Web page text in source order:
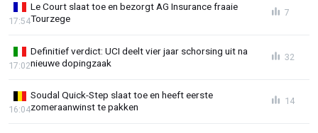
Le Court slaat toe en bezorgt AG Insurance fraaie
Tourzege
17:54
7
Definitief verdict: UCI deelt vier jaar schorsing uit na
nieuwe dopingzaak
17:02
32
Soudal Quick-Step slaat toe en heeft eerste
zomeraanwinst te pakken
16:04
14